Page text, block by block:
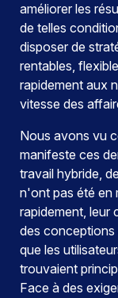
améliorer les
de telles
disposer de
rentables,
rapidement aux
vitesse des
Nous avons vu
manifeste ces
travail hybride,
n'ont pas été en
rapidement, leur
des conceptions
que les
trouvaient
Face à des